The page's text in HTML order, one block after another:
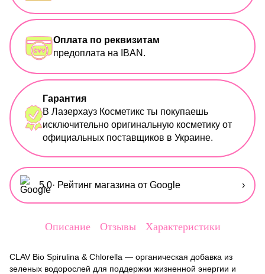
Оплата по реквизитам
предоплата на IBAN.
Гарантия
В Лазерхауз Косметикс ты покупаешь
исключительно оригинальную косметику от
официальных поставщиков в Украине.
5,0· Рейтинг магазина от Google ›
Описание Отзывы Характеристики
CLAV Bio Spirulina & Chlorella — органическая добавка из
зеленых водорослей для поддержки жизненной энергии и